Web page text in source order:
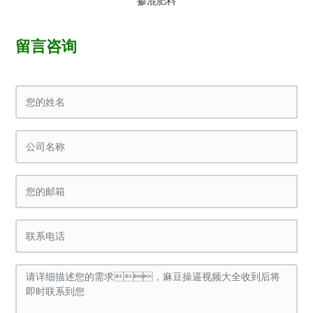
留言咨询